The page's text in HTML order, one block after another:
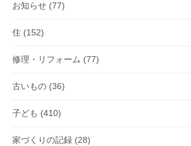
お知らせ (77)
住 (152)
修理・リフォーム (77)
古いもの (36)
子ども (410)
家づくりの記録 (28)